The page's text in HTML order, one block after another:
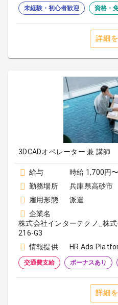
未経験・初心者歓迎 資格・
詳細
3DCADオペレーター 兼 講師
給与
時給 1,700円〜
勤務場所
兵庫県高砂市
雇用形態
派遣
企業名
株式会社インターテクノ_株
216-G3
情報提供
HR Ads
交通費支給 ボーナスあり
詳細